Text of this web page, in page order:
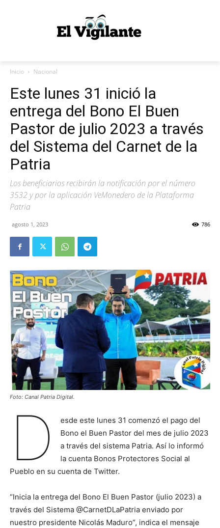
Inicio Nacional
Este lunes 31 inició la
entrega del Bono El Buen
Pastor de julio 2023 a través
del Sistema del Carnet de la
Patria
Los beneficiarios recibirán la notificación por el número
3532 y por la aplicación VeMonedero de la Plataforma
Patria
agosto 1, 2023 786
Foto: Canal Patria Digital.
D
esde este lunes 31 comenzó el pago del
Bono el Buen Pastor del mes de julio 2023
a través del sistema Patria. Así lo informó
la cuenta Bonos Protectores Social al
Pueblo en su cuenta de Twitter.
“Inicia la entrega del Bono El Buen Pastor (julio 2023) a
través del Sistema @CarnetDLaPatria enviado por
nuestro presidente Nicolás Maduro”, indica el mensaje